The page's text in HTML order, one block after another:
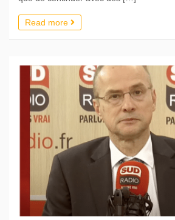
Read more